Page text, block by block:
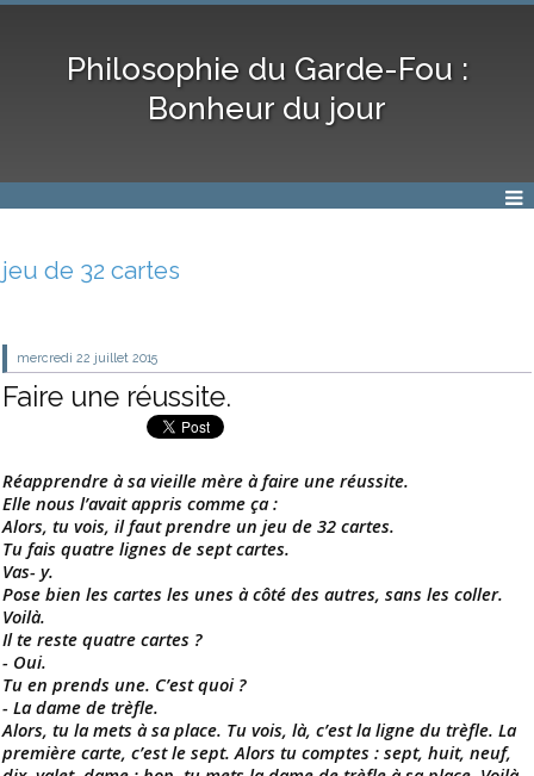
Philosophie du Garde-Fou :
Bonheur du jour
jeu de 32 cartes
mercredi 22 juillet 2015
Faire une réussite.
Réapprendre à sa vieille mère à faire une réussite.
Elle nous l’avait appris comme ça :
Alors, tu vois, il faut prendre un jeu de 32 cartes.
Tu fais quatre lignes de sept cartes.
Vas- y.
Pose bien les cartes les unes à côté des autres, sans les coller.
Voilà.
Il te reste quatre cartes ?
- Oui.
Tu en prends une. C’est quoi ?
- La dame de trèfle.
Alors, tu la mets à sa place. Tu vois, là, c’est la ligne du trèfle. La
première carte, c’est le sept. Alors tu comptes : sept, huit, neuf,